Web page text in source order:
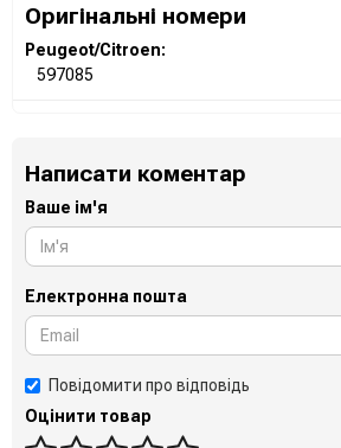
Оригінальні номери
Peugeot/Citroen:
597085
Написати коментар
Ваше ім'я
Електронна пошта
Повідомити про відповідь
Оцінити товар